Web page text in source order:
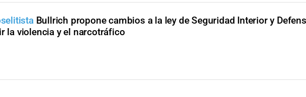
Bullrich propone cambios a la ley de Seguridad Interior y
la violencia y el narcotráfico